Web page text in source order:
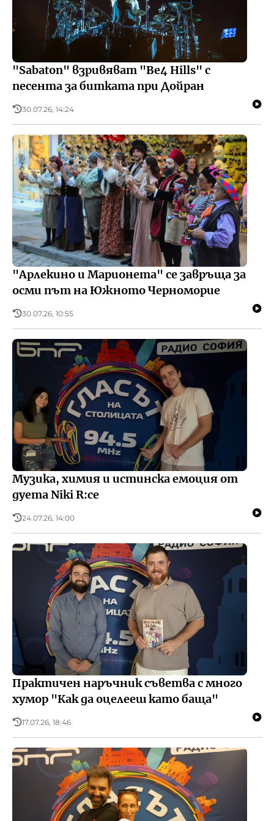
"Sabaton" взривяват "Be4 Hills" с
песента за битката при Дойран
30.07.26, 14:24
"Арлекино и Марионета" се завръща за
осми път на Южното Черноморие
30.07.26, 10:55
Музика, химия и истинска емоция от
дуета Niki R:ce
24.07.26, 14:00
Практичен наръчник съветва с много
хумор "Как да оцелееш като баща"
17.07.26, 18:46